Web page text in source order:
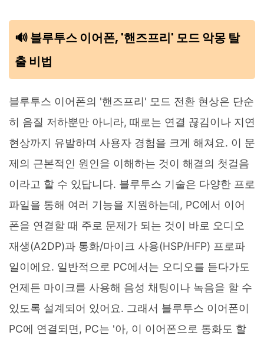
🔊 블루투스 이어폰, '핸즈프리' 모드 악몽 탈
출 비법
블루투스 이어폰의 '핸즈프리' 모드 전환 현상은 단순
히 음질 저하뿐만 아니라, 때로는 연결 끊김이나 지연
현상까지 유발하며 사용자 경험을 크게 해쳐요. 이 문
제의 근본적인 원인을 이해하는 것이 해결의 첫걸음
이라고 할 수 있답니다. 블루투스 기술은 다양한 프로
파일을 통해 여러 기능을 지원하는데, PC에서 이어
폰을 연결할 때 주로 문제가 되는 것이 바로 오디오
재생(A2DP)과 통화/마이크 사용(HSP/HFP) 프로파
일이에요. 일반적으로 PC에서는 오디오를 듣다가도
언제든 마이크를 사용해 음성 채팅이나 녹음을 할 수
있도록 설계되어 있어요. 그래서 블루투스 이어폰이
PC에 연결되면, PC는 '아, 이 이어폰으로 통화도 할